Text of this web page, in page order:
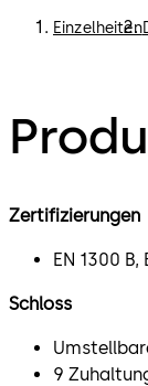
Einzelheiten
Zertifizierungen
EN 1300 B,
Schloss
9